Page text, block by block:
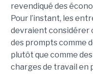
revendiqué des
Pour l’instant, les
devraient considérer
des prompts comme
plutôt que comme
charges de travail en